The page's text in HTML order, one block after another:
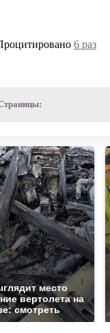
6 раз
место
вертолета на
смотреть